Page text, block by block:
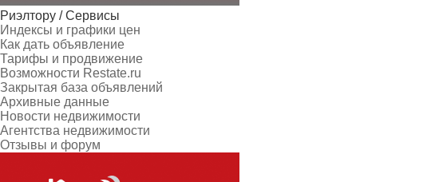
Риэлтору / Сервисы
Индексы и графики цен
Как дать объявление
Тарифы и продвижение
Возможности Restate.ru
Закрытая база объявлений
Архивные данные
Новости недвижимости
Агентства недвижимости
Отзывы и форум